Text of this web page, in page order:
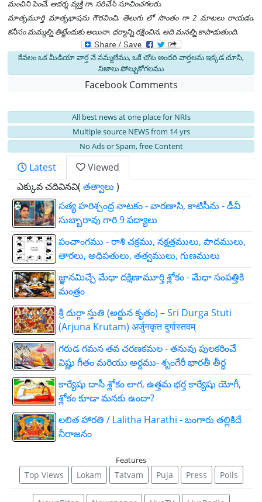
మంచిని పెంచే, ఆదర్శ వ్యక్తి గా, సరిచేసి సూచించగలరు.
మాతృమూర్తి మాతృభాషను గౌరవించి, తెలుగు లో సొంతం గా 2 మాటలు రాయడం,
కనీసం మమ్మల్ని తిట్టేందుకు అయినా. ధర్మాన్ని రక్షించిన, అది మనల్ని కాపాడుతుంది.
కేవలం ఒక మీడియా వార్త నే నమ్మలేము, ఒకే చోట అందరి వార్తలను ఇక్కడ చూసి,
నిజాలు పోల్చుకోగలము
Facebook Comments
All best news at one place for NRIs
Multiple source NEWS from 14 yrs
No Ads or Spam, free Content
Latest
Viewed
ఎక్కువ చదివినవి( తత్వాలు )
సత్య హరిశ్చంద్ర నాటకం - వారణాసి, కాటిసీను - డీవీ
సుబ్బారావు గారి 9 పద్యాలు
పంచాంగము - రాశి చక్రము, నక్షత్రములు, పాదములు,
తారలు, అధిపతులు, తత్వములు, గుణములు
జ్ఞాన‌మిచ్చే మేధా ద‌క్షిణామూర్తి శ్లోకం - మేధా సంపత్తికి
మంత్రం
శ్రీ దుర్గా స్తుతి (అర్జున కృతం) – Sri Durga Stuti
(Arjuna Krutam) अर्जुनकृत दुर्गास्तवम्
గరుడ గమన తవ చరణకమల - తనువు పులకరించే
విష్ణు గీతం మరియు అర్దము- శృంగేరీ భారతీ తీర్ధ
కార్యేషు దాసీ శ్లోకం లాగ, ఉత్తమ భర్త కార్యేషు యోగీ,
శ్లోకం కూడా మనకు ఉందా?
లలిత హారతి / Lalitha Harathi - బంగారు తల్లికిదే
నీరాజనం
Features
Top Views Lokam Tatvam Puja Press Polls